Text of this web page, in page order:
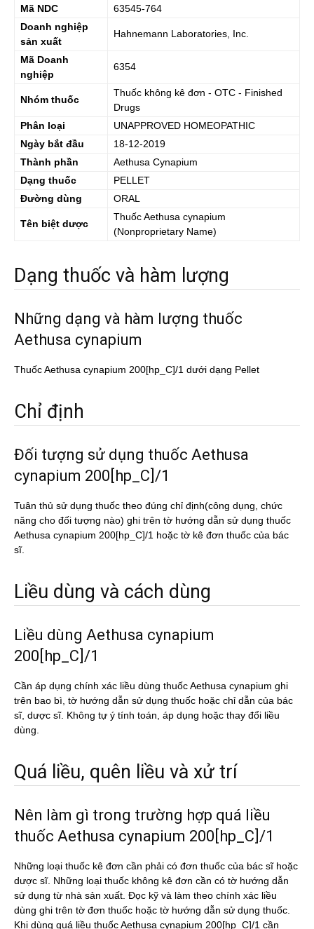
Mã NDC
63545-764
Doanh nghiệp
sản xuất
Hahnemann Laboratories, Inc.
Mã Doanh
nghiệp
6354
Nhóm thuốc
Thuốc không kê đơn - OTC - Finished
Drugs
Phân loại
UNAPPROVED HOMEOPATHIC
Ngày bắt đầu
18-12-2019
Thành phần
Aethusa Cynapium
Dạng thuốc
PELLET
Đường dùng
ORAL
Tên biệt dược
ThuốcAethusa cynapium
(Nonproprietary Name)
Dạng thuốc và hàm lượng
Những dạng và hàm lượng thuốc
Aethusa cynapium
Thuốc Aethusa cynapium 200[hp_C]/1 dưới dạng Pellet
Chỉ định
Đối tượng sử dụng thuốc Aethusa
cynapium 200[hp_C]/1
Tuân thủ sử dụng thuốc theo đúng chỉ định(công dụng, chức
năng cho đối tượng nào) ghi trên tờ hướng dẫn sử dụng thuốc
Aethusa cynapium 200[hp_C]/1 hoặc tờ kê đơn thuốc của bác
sĩ.
Liều dùng và cách dùng
Liều dùng Aethusa cynapium
200[hp_C]/1
Cần áp dụng chính xác liều dùng thuốc Aethusa cynapium ghi
trên bao bì, tờ hướng dẫn sử dụng thuốc hoặc chỉ dẫn của bác
sĩ, dược sĩ. Không tự ý tính toán, áp dụng hoặc thay đổi liều
dùng.
Quá liều, quên liều và xử trí
Nên làm gì trong trường hợp quá liều
thuốc Aethusa cynapium 200[hp_C]/1
Những loại thuốc kê đơn cần phải có đơn thuốc của bác sĩ hoặc
dược sĩ. Những loại thuốc không kê đơn cần có tờ hướng dẫn
sử dụng từ nhà sản xuất. Đọc kỹ và làm theo chính xác liều
dùng ghi trên tờ đơn thuốc hoặc tờ hướng dẫn sử dụng thuốc.
Khi dùng quá liều thuốc Aethusa cynapium 200[hp_C]/1 cần